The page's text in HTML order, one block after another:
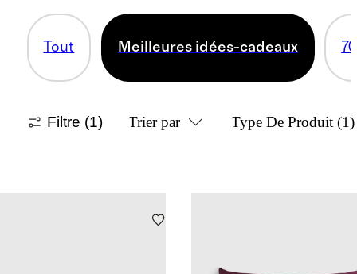
Tout Meilleures idées-cadeaux
Filtre (1) Trier par Type De Produit (1)